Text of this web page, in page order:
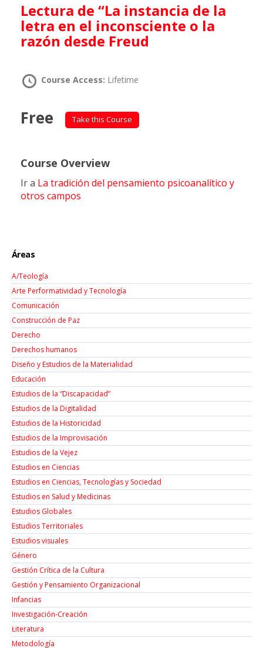
Lectura de “La instancia de la
letra en el inconsciente o la
razón desde Freud
Course Access: Lifetime
Free Take this Course
Course Overview
Ir a La tradición del pensamiento psicoanalítico y
otros campos
Áreas
A/Teología
Arte Performatividad y Tecnología
Comunicación
Construcción de Paz
Derecho
Derechos humanos
Diseño y Estudios de la Materialidad
Educación
Estudios de la “Discapacidad”
Estudios de la Digitalidad
Estudios de la Historicidad
Estudios de la Improvisación
Estudios de la Vejez
Estudios en Ciencias
Estudios en Ciencias, Tecnologías y Sociedad
Estudios en Salud y Medicinas
Estudios Globales
Estudios Territoriales
Estudios visuales
Género
Gestión Crítica de la Cultura
Gestión y Pensamiento Organizacional
Infancias
Investigación-Creación
Łiteratura
Metodología